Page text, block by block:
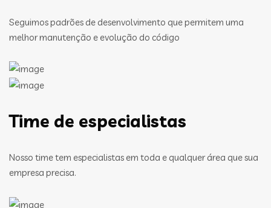
Seguimos padrões de desenvolvimento que permitem uma
melhor manutenção e evolução do código
Time de especialistas
Nosso time tem especialistas em toda e qualquer área que sua
empresa precisa.